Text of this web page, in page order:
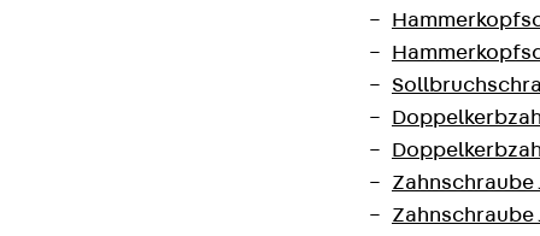
Zahnschraube
Zahnschraube